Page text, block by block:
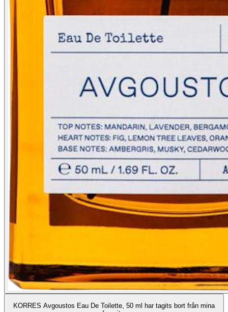
KORRES Avgoustos Eau De Toilette, 50 ml har tagits bort från mina